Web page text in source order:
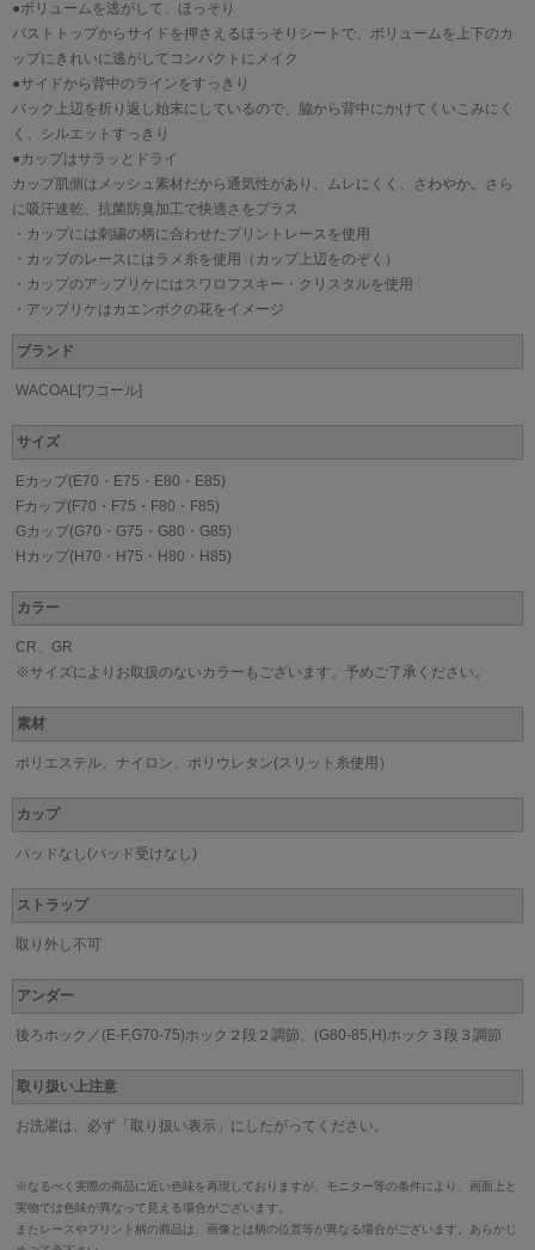
●ボリュームを逃がして、ほっそり
バストトップからサイドを押さえるほっそりシートで、ボリュームを上下のカ
ップにきれいに逃がしてコンパクトにメイク
●サイドから背中のラインをすっきり
バック上辺を折り返し始末にしているので、脇から背中にかけてくいこみにく
く、シルエットすっきり
●カップはサラッとドライ
カップ肌側はメッシュ素材だから通気性があり、ムレにくく、さわやか。さら
に吸汗速乾、抗菌防臭加工で快適さをプラス
・カップには刺繍の柄に合わせたプリントレースを使用
・カップのレースにはラメ糸を使用（カップ上辺をのぞく）
・カップのアップリケにはスワロフスキー・クリスタルを使用
・アップリケはカエンボクの花をイメージ
ブランド
WACOAL[ワコール]
サイズ
Eカップ(E70・E75・E80・E85)
Fカップ(F70・F75・F80・F85)
Gカップ(G70・G75・G80・G85)
Hカップ(H70・H75・H80・H85)
カラー
CR、GR
※サイズによりお取扱のないカラーもございます。予めご了承ください。
素材
ポリエステル、ナイロン、ポリウレタン(スリット糸使用）
カップ
パッドなし(パッド受けなし)
ストラップ
取り外し不可
アンダー
後ろホック／(E-F,G70-75)ホック２段２調節、(G80-85,H)ホック３段３調節
取り扱い上注意
お洗濯は、必ず「取り扱い表示」にしたがってください。
※なるべく実際の商品に近い色味を再現しておりますが、モニター等の条件により、画面上と
実物では色味が異なって見える場合がございます。
またレースやプリント柄の商品は、画像とは柄の位置等が異なる場合がございます。あらかじ